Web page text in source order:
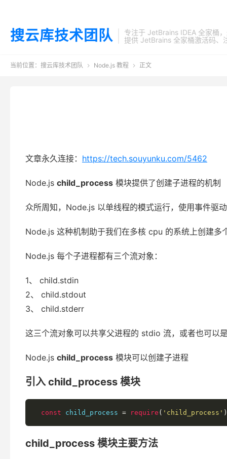
搜云库技术团队
专注于 JetBrains IDEA 全家桶
提供 JetBrains 全家桶激活码、
当前位置： 搜云库技术团队  Node.js 教程  正文
文章永久连接： https://tech.souyunku.com/5462
Node.js child_process 模块提供了创建子进程的机制
众所周知，Node.js 以单线程的模式运行，使用事件驱
Node.js 这种机制助于我们在多核 cpu 的系统上创建多
Node.js 每个子进程都有三个流对象：
1、 child.stdin
2、 child.stdout
3、 child.stderr
这三个流对象可以共享父进程的 stdio 流，或者也可以
Node.js child_process 模块可以创建子进程
引入 child_process 模块
const child_process = require ( 'child_process'
child_process 模块主要方法